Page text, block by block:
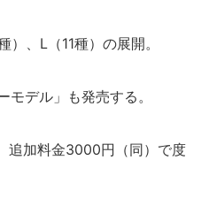
、L（11種）の展開。
デル」も発売する。
加料金3000円（同）で度